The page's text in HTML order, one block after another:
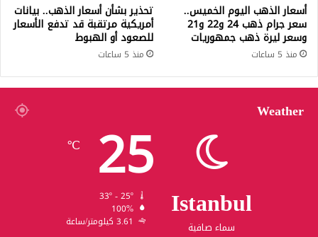
أسعار الذهب اليوم الخميس..
سعر جرام ذهب 24 و22 و21
وسعر ليرة ذهب جمهوريات
منذ 5 ساعات
تحذير بشأن أسعار الذهب.. بيانات
أمريكية مرتقبة قد تدفع الأسعار
للصعود أو الهبوط
منذ 5 ساعات
Weather
Istanbul
سماء صافية
25
℃
100%
3.61 كيلومتر/ساعة